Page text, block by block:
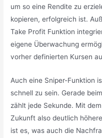
um so eine Rendite zu
kopieren, erfolgreich ist.
Take Profit Funktion
eigene Überwachung
vorher definierten Kursen
Auch eine Sniper-Funktion
schnell zu sein. Gerade
zählt jede Sekunde. Mit
Zukunft also deutlich
ist es, was auch die